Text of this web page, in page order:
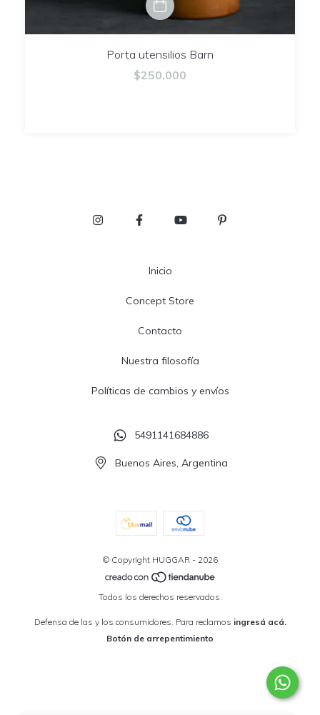
Porta utensilios Barn
$250.000
Inicio
Concept Store
Contacto
Nuestra filosofía
Políticas de cambios y envíos
5491141684886
Buenos Aires, Argentina
© Copyright HUGGAR - 2026
Todos los derechos reservados.
Defensa de las y los consumidores. Para reclamos ingresá acá.
Botón de arrepentimiento